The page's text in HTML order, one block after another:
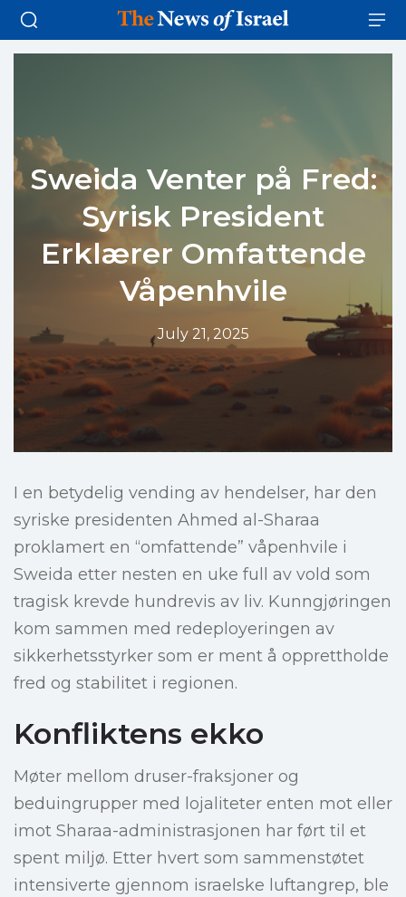
Sweida Venter på Fred:
Syrisk President
Erklærer Omfattende
Våpenhvile
July 21, 2025
I en betydelig vending av hendelser, har den
syriske presidenten Ahmed al-Sharaa
proklamert en “omfattende” våpenhvile i
Sweida etter nesten en uke full av vold som
tragisk krevde hundrevis av liv. Kunngjøringen
kom sammen med redeployeringen av
sikkerhetsstyrker som er ment å opprettholde
fred og stabilitet i regionen.
Konfliktens ekko
Møter mellom druser-fraksjoner og
beduingrupper med lojaliteter enten mot eller
imot Sharaa-administrasjonen har ført til et
spent miljø. Etter hvert som sammenstøtet
intensiverte gjennom israelske luftangrep, ble